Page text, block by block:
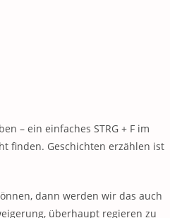
– ein einfaches STRG + F im
finden. Geschichten erzählen ist
dann werden wir das auch
überhaupt regieren zu